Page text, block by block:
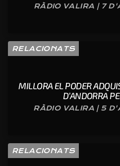
RÀDIO VALIRA | 7
RELACIONATS
MILLORA EL PODER
D’ANDORRA
RÀDIO VALIRA | 5
RELACIONATS